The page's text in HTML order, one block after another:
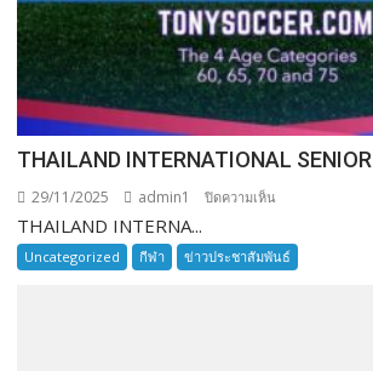
THAILAND INTERNATIONAL
29/11/2025 admin1 ปิดความเห็น
INTERNATIONAL
SENIOR
THAILAND INTERNA...
Uncategorized กีฬา ข่าวประชาสัมพันธ์